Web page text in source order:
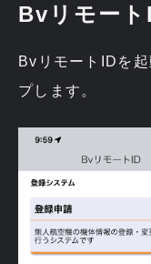
Bvリモー
BvリモートIDを
プします。